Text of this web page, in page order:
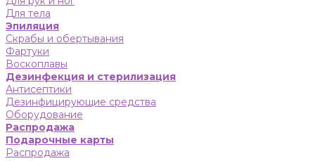
Для тела
Эпиляция
Скрабы и обертывания
Фартуки
Воскоплавы
Дезинфекция и стерилизация
Антисептики
Дезинфицирующие средства
Оборудование
Распродажа
Подарочные карты
Распродажа